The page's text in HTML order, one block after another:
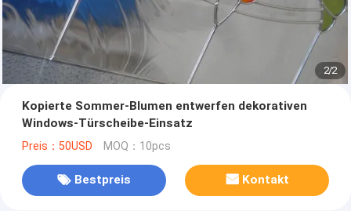
2/2
Kopierte Sommer-Blumen entwerfen dekorativen
Windows-Türscheibe-Einsatz
Preis：50USD MOQ：10pcs
Bestpreis Kontakt